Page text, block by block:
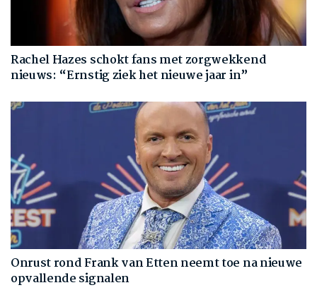
Rachel Hazes schokt fans met zorgwekkend
nieuws: “Ernstig ziek het nieuwe jaar in”
Onrust rond Frank van Etten neemt toe na nieuwe
opvallende signalen